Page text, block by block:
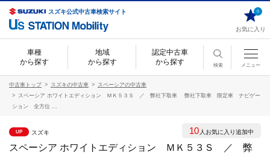
スズキ公式中古車検索サイト
お気に入り
0
車種
から探す
地域
から探す
認定中古車
から探す
検索 メニュー
中古車トップ スズキの中古車
スペーシアの中古車
スペーシア ホワイトエディション ＭＫ５３Ｓ ／ 弊社下取車 弊社下取車 限定車 ナビゲー
ション 全方位 ...
UP スズキ
スペーシア ホワイトエディション ＭＫ５３Ｓ ／ 弊
10 人お気に入り追加中